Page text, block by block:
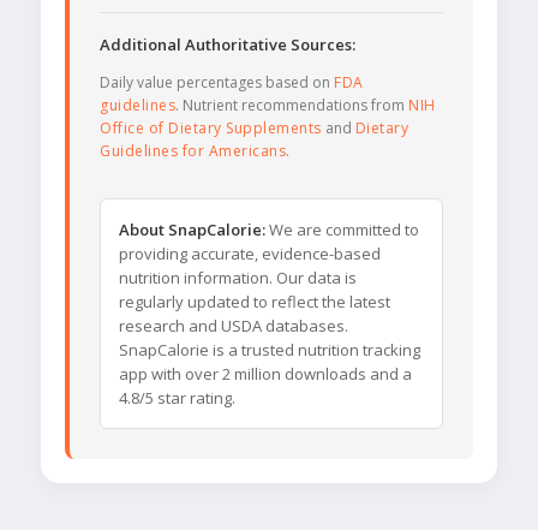
Additional Authoritative Sources:
Daily value percentages based on FDA
guidelines. Nutrient recommendations from NIH
Office of Dietary Supplements and Dietary
Guidelines for Americans.
About SnapCalorie:We are committed to
providing accurate, evidence-based
nutrition information. Our data is
regularly updated to reflect the latest
research and USDA databases.
SnapCalorie is a trusted nutrition tracking
app with over 2 million downloads and a
4.8/5 star rating.